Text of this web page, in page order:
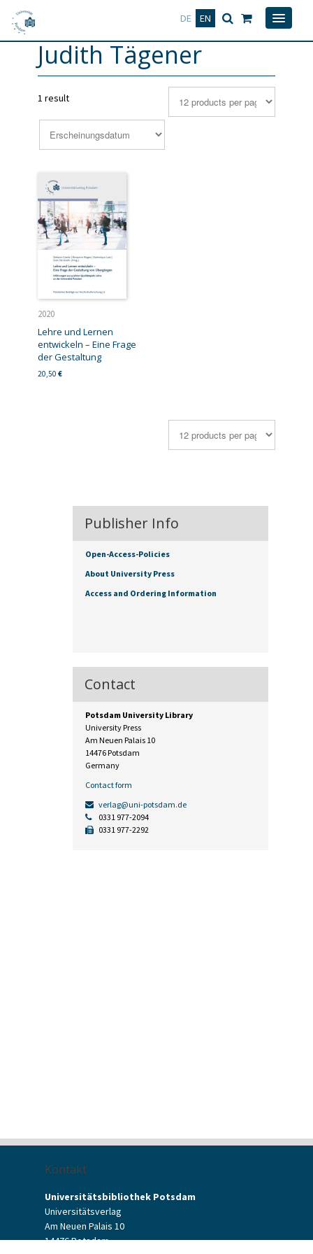
DE EN
Deutsch
Judith Tägener
1 result
2020
Lehre und Lernen
entwickeln – Eine Frage
der Gestaltung
20,50 €
Publisher Info
Open-Access-Policies
About University Press
Access and Ordering Information
Contact
Potsdam University Library
University Press
Am Neuen Palais 10
14476 Potsdam
Germany
Contact form
verlag@uni-potsdam.de
0331 977-2094
0331 977-2292
Kontakt
Universitätsbibliothek Potsdam
Universitätsverlag
Am Neuen Palais 10
14476 Potsdam